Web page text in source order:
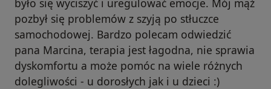
było się wyciszyć i uregulować emocje. Mój mąż
pozbył się problemów z szyją po stłuczce
samochodowej. Bardzo polecam odwiedzić
pana Marcina, terapia jest łagodna, nie sprawia
dyskomfortu a może pomóc na wiele różnych
dolegliwości - u dorosłych jak i u dzieci :)